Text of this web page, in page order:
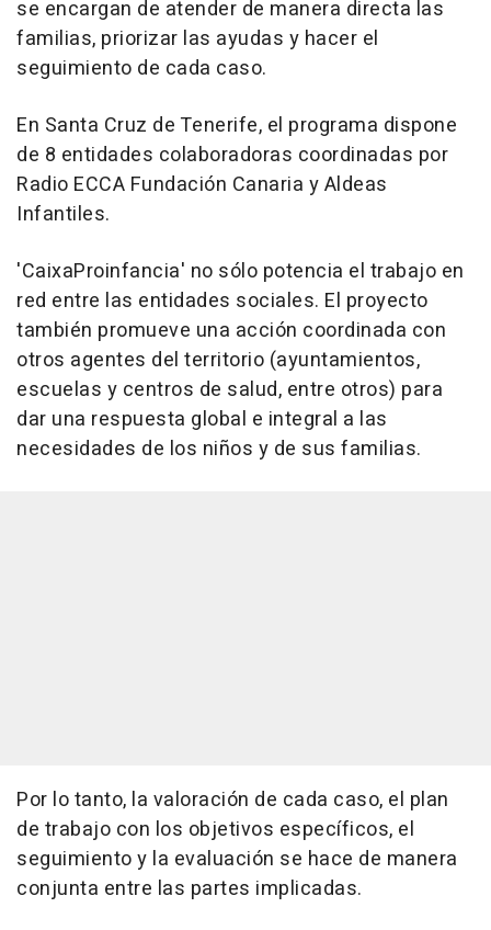
se encargan de atender de manera directa las
familias, priorizar las ayudas y hacer el
seguimiento de cada caso.
En Santa Cruz de Tenerife, el programa dispone
de 8 entidades colaboradoras coordinadas por
Radio ECCA Fundación Canaria y Aldeas
Infantiles.
'CaixaProinfancia' no sólo potencia el trabajo en
red entre las entidades sociales. El proyecto
también promueve una acción coordinada con
otros agentes del territorio (ayuntamientos,
escuelas y centros de salud, entre otros) para
dar una respuesta global e integral a las
necesidades de los niños y de sus familias.
Por lo tanto, la valoración de cada caso, el plan
de trabajo con los objetivos específicos, el
seguimiento y la evaluación se hace de manera
conjunta entre las partes implicadas.